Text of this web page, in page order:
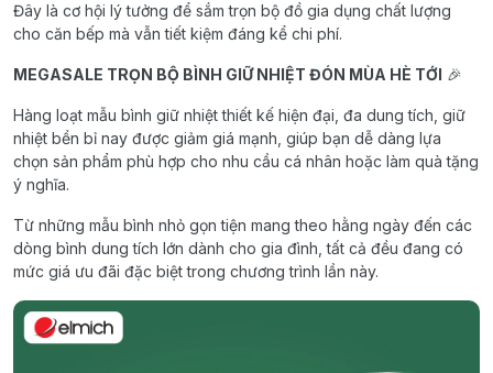
Đây là cơ hội lý tưởng để sắm trọn bộ đồ gia dụng chất lượng
cho căn bếp mà vẫn tiết kiệm đáng kể chi phí.
MEGASALE TRỌN BỘ BÌNH GIỮ NHIỆT ĐÓN MÙA HÈ TỚI 🎉
Hàng loạt mẫu bình giữ nhiệt thiết kế hiện đại, đa dung tích, giữ
nhiệt bền bỉ nay được giảm giá mạnh, giúp bạn dễ dàng lựa
chọn sản phẩm phù hợp cho nhu cầu cá nhân hoặc làm quà tặng
ý nghĩa.
Từ những mẫu bình nhỏ gọn tiện mang theo hằng ngày đến các
dòng bình dung tích lớn dành cho gia đình, tất cả đều đang có
mức giá ưu đãi đặc biệt trong chương trình lần này.